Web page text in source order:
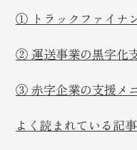
① トラックファイナ
② 運送事業の黒字化
③ 赤字企業の支援メ
よく読まれている記事